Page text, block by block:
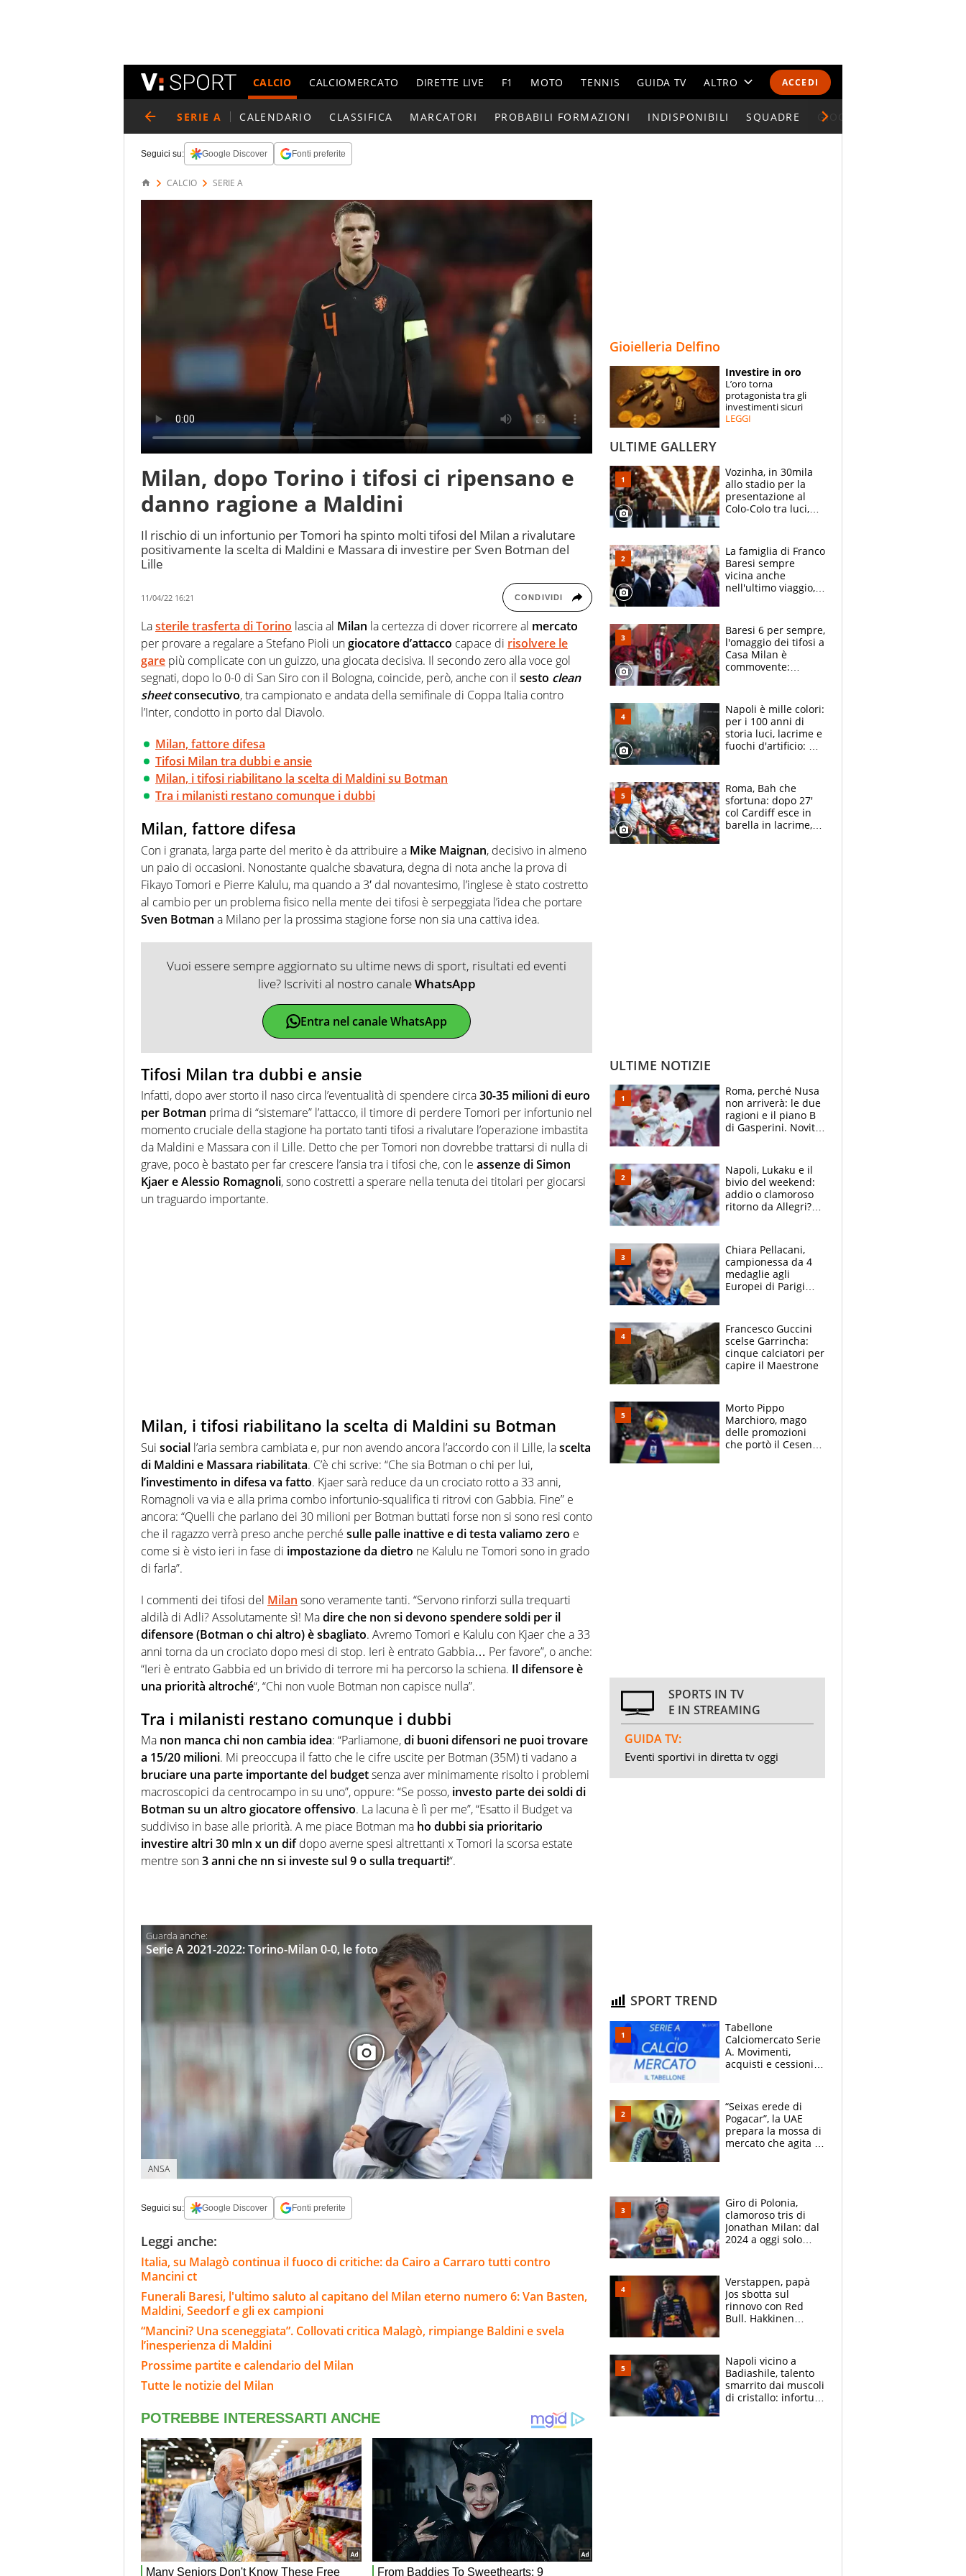
ACCEDI
CALCIO CALCIOMERCATO DIRETTE LIVE F1 MOTO TENNIS GUIDA TV ALTRO
CALENDARI E CLASSIFICHE
ESPERTI
CONTATTI
SERIE A CALENDARIO CLASSIFICA MARCATORI PROBABILI FORMAZIONI INDISPONIBILI SQUADRE GIOCATORI SERIE A
Seguici su: Google Discover Fonti preferite
CALCIO SERIE A
Milan, dopo Torino i tifosi ci ripensano e
danno ragione a Maldini
Il rischio di un infortunio per Tomori ha spinto molti tifosi del Milan a rivalutare
positivamente la scelta di Maldini e Massara di investire per Sven Botman del
Lille
11/04/22 16:21 CONDIVIDI
Lasterile trasferta di Torino lascia al Milan la certezza di dover ricorrere al mercato
per provare a regalare a Stefano Pioli ungiocatore d’attacco capace di risolvere le
gare più complicate con un guizzo, una giocata decisiva. Il secondo zero alla voce gol
segnati, dopo lo 0-0 di San Siro con il Bologna, coincide, però, anche con il sesto clean
sheetconsecutivo, tra campionato e andata della semifinale di Coppa Italia contro
l’Inter, condotto in porto dal Diavolo.
Milan, fattore difesa
Tifosi Milan tra dubbi e ansie
Milan, i tifosi riabilitano la scelta di Maldini su Botman
Tra i milanisti restano comunque i dubbi
Milan, fattore difesa
Con i granata, larga parte del merito è da attribuire a Mike Maignan, decisivo in almeno
un paio di occasioni. Nonostante qualche sbavatura, degna di nota anche la prova di
Fikayo Tomori e Pierre Kalulu, ma quando a 3′ dal novantesimo, l’inglese è stato costretto
al cambio per un problema fisico nella mente dei tifosi è serpeggiata l’idea che portare
Sven Botman a Milano per la prossima stagione forse non sia una cattiva idea.
Vuoi essere sempre aggiornato su ultime news di sport, risultati ed eventi
live? Iscriviti al nostro canaleWhatsApp
Entra nel canale WhatsApp
Tifosi Milan tra dubbi e ansie
Infatti, dopo aver storto il naso circa l’eventualità di spendere circa30-35 milioni di euro
per Botman prima di “sistemare” l’attacco, il timore di perdere Tomori per infortunio nel
momento cruciale della stagione ha portato tanti tifosi a rivalutare l’operazione imbastita
da Maldini e Massara con il Lille. Detto che per Tomori non dovrebbe trattarsi di nulla di
grave, poco è bastato per far crescere l’ansia tra i tifosi che, con le assenze di Simon
Kjaer e Alessio Romagnoli, sono costretti a sperare nella tenuta dei titolari per giocarsi
un traguardo importante.
Milan, i tifosi riabilitano la scelta di Maldini su Botman
Sui social l’aria sembra cambiata e, pur non avendo ancora l’accordo con il Lille, lascelta
di Maldini e Massara riabilitata. C’è chi scrive: “Che sia Botman o chi per lui,
l’investimento in difesa va fatto. Kjaer sarà reduce da un crociato rotto a 33 anni,
Romagnoli va via e alla prima combo infortunio-squalifica ti ritrovi con Gabbia. Fine” e
ancora: “Quelli che parlano dei 30 milioni per Botman buttati forse non si sono resi conto
che il ragazzo verrà preso anche perché sulle palle inattive e di testa valiamo zero e
come si è visto ieri in fase di impostazione da dietro ne Kalulu ne Tomori sono in grado
di farla”.
I commenti dei tifosi del Milan sono veramente tanti. “Servono rinforzi sulla trequarti
aldilà di Adli? Assolutamente sì! Madire che non si devono spendere soldi per il
difensore (Botman o chi altro) è sbagliato. Avremo Tomori e Kalulu con Kjaer che a 33
anni torna da un crociato dopo mesi di stop. Ieri è entrato Gabbia… Per favore”, o anche:
“Ieri è entrato Gabbia ed un brivido di terrore mi ha percorso la schiena. Il difensore è
una priorità altroché“, “Chi non vuole Botman non capisce nulla”.
Tra i milanisti restano comunque i dubbi
Ma non manca chi non cambia idea: “Parliamone,di buoni difensori ne puoi trovare
a 15/20 milioni. Mi preoccupa il fatto che le cifre uscite per Botman(35M) ti vadano a
bruciare una parte importante del budgetsenza aver minimamente risolto i problemi
macroscopici da centrocampo in su uno”, oppure: “Se posso, investo parte dei soldi di
Botman su un altro giocatore offensivo. La lacuna è lì per me”, “Esatto il Budget va
suddiviso in base alle priorità. A me piace Botman ma ho dubbi sia prioritario
investire altri 30 mln x un difdopo averne spesi altrettanti x Tomori la scorsa estate
mentre son3 anni che nn si investe sul 9 o sulla trequarti!“.
Serie A 2021-2022: Torino-Milan 0-0, le foto
ANSA
Seguici su: Google Discover Fonti preferite
Leggi anche:
Italia, su Malagò continua il fuoco di critiche: da Cairo a Carraro tutti contro
Mancini ct
Funerali Baresi, l'ultimo saluto al capitano del Milan eterno numero 6: Van Basten,
Maldini, Seedorf e gli ex campioni
“Mancini? Una sceneggiata”. Collovati critica Malagò, rimpiange Baldini e svela
l’inesperienza di Maldini
Prossime partite e calendario del Milan
Tutte le notizie del Milan
Gioielleria Delfino
Investire in oro
L’oro torna
protagonista tra gli
investimenti sicuri
LEGGI
ULTIME GALLERY
Vozinha, in 30mila
allo stadio per la
presentazione al
Colo-Colo tra luci,
La famiglia di Franco
Baresi sempre
vicina anche
nell'ultimo viaggio,
circondati
dall'affetto dei tifosi
Baresi 6 per sempre,
l'omaggio dei tifosi a
Casa Milan è
commovente:
bigliettini
Napoli è mille colori:
per i 100 anni di
storia luci, lacrime e
fuochi d'artificio: De
Roma, Bah che
sfortuna: dopo 27'
col Cardiff esce in
barella in lacrime,
ULTIME NOTIZIE
Roma, perché Nusa
non arriverà: le due
ragioni e il piano B
di Gasperini. Novità
Napoli, Lukaku e il
bivio del weekend:
addio o clamoroso
ritorno da Allegri?
Chiara Pellacani,
campionessa da 4
medaglie agli
Europei di Parigi
giornalista, mamma
Francesca
Insegnante e il
fratello calciatore
Francesco Guccini
scelse Garrincha:
cinque calciatori per
capire il Maestrone
Morto Pippo
Marchioro, mago
delle promozioni
che portò il Cesena
SPORTS IN TV
E IN STREAMING
GUIDA TV:
Eventi sportivi in diretta tv oggi
SPORT TREND
Tabellone
Calciomercato Serie
A. Movimenti,
acquisti e cessioni:
“Seixas erede di
Pogacar”, la UAE
prepara la mossa di
mercato che agita la
Giro di Polonia,
clamoroso tris di
Jonathan Milan: dal
2024 a oggi solo
e Skerl
Verstappen, papà
Jos sbotta sul
rinnovo con Red
Bull. Hakkinen
sarebbe un rischio”
Napoli vicino a
Badiashile, talento
smarrito dai muscoli
di cristallo: infortuni